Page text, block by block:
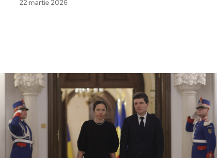
22 martie 2026